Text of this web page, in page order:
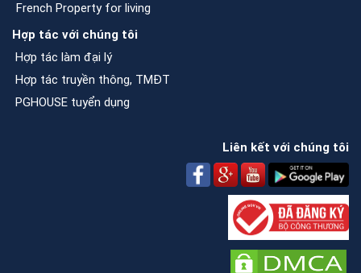
French Property for living
Hợp tác với chúng tôi
Hợp tác làm đại lý
Hợp tác truyền thông, TMĐT
PGHOUSE tuyển dụng
Liên kết với chúng tôi